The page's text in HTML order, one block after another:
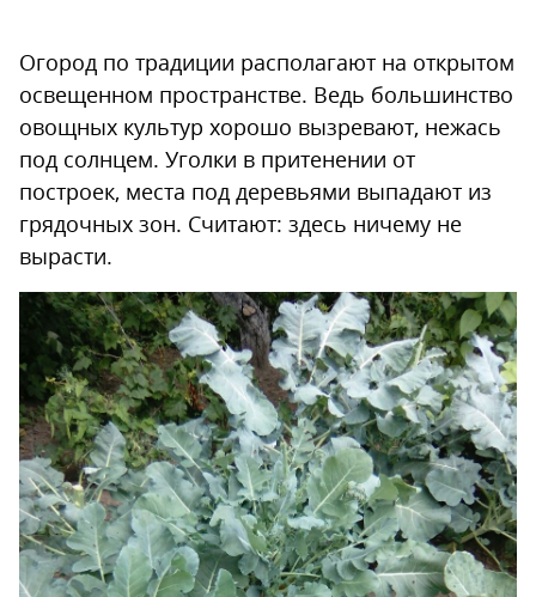
Огород по традиции располагают на открытом
освещенном пространстве. Ведь большинство
овощных культур хорошо вызревают, нежась
под солнцем. Уголки в притенении от
построек, места под деревьями выпадают из
грядочных зон. Считают: здесь ничему не
вырасти.